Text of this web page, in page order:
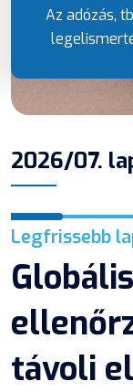
Az adózás,
2026/07.
Legfrissebb
távoli